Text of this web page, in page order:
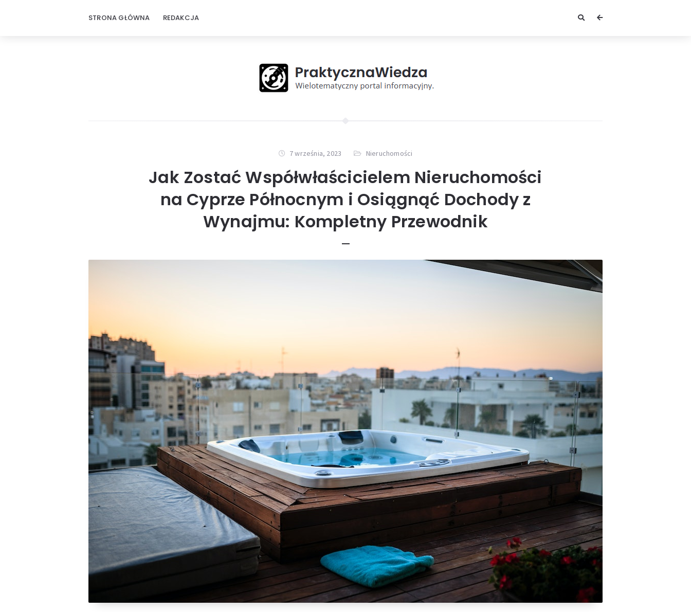
STRONA GŁÓWNA REDAKCJA
7 września, 2023 Nieruchomości
Jak Zostać Współwłaścicielem Nieruchomości
na Cyprze Północnym i Osiągnąć Dochody z
Wynajmu: Kompletny Przewodnik